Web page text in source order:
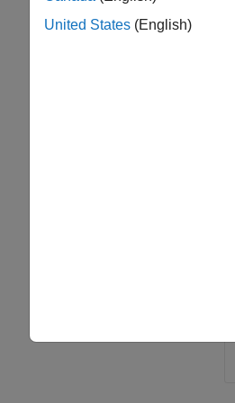
United States (English)